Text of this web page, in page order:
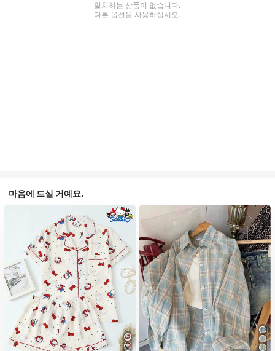
일치하는 상품이 없습니다.
다른 옵션을 사용하십시오.
마음에 드실 거예요.